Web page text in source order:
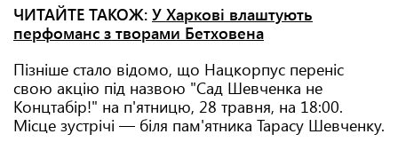
ЧИТАЙТЕ ТАКОЖ: У Харкові влаштують
перфоманс з творами Бетховена
Пізніше стало відомо, що Нацкорпус переніс
свою акцію під назвою "Сад Шевченка не
Концтабір!" на п'ятницю, 28 травня, на 18:00.
Місце зустрічі — біля пам'ятника Тарасу Шевченку.